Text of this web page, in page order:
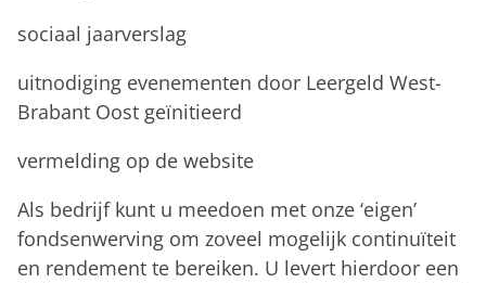
sociaal jaarverslag
uitnodiging evenementen door Leergeld West-
Brabant Oost geïnitieerd
vermelding op de website
Als bedrijf kunt u meedoen met onze ‘eigen’
fondsenwerving om zoveel mogelijk continuïteit
en rendement te bereiken. U levert hierdoor een